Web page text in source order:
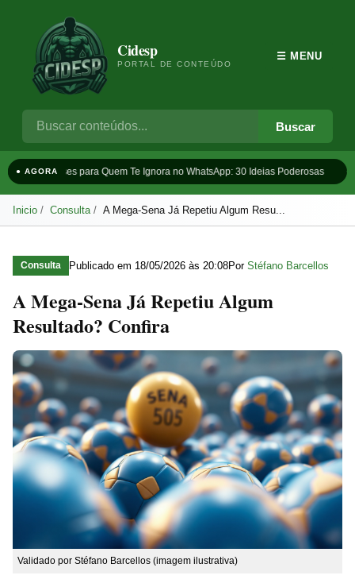
Cidesp
PORTAL DE CONTEÚDO
Buscar
☰ MENU
● AGORAFrases para Quem Te Ignora no WhatsApp: 30 Ideias Poderosas
Inicio Consulta A Mega-Sena Já Repetiu Algum Resu...
Consulta Publicado em 18/05/2026 às 20:08Por Stéfano Barcellos
A Mega-Sena Já Repetiu Algum
Resultado? Confira
Validado por Stéfano Barcellos (imagem ilustrativa)